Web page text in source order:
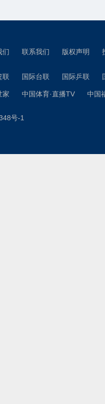
们 联系我们 版权声明
联 国际台联 国际乒联
家 中国体育·直播TV 中国
号-1